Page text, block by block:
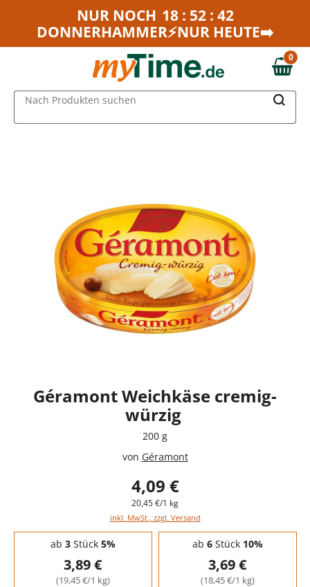
Zum Hauptinhalt springen
Zur Navigation springen
NUR NOCH 18 : 52 : 42
DONNERHAMMER⚡NUR HEUTE➡️
0,00 €
0
Nach Produkten suchen
Géramont Weichkäse cremig-
würzig
200 g
von Géramont
4,09 €
20,45 €/1 kg
inkl. MwSt., zzgl. Versand
Staffelpreise - Mengenrabatt
ab 3Stück 5%
3,89 €
(19,45 €/1 kg)
ab 6Stück 10%
3,69 €
(18,45 €/1 kg)